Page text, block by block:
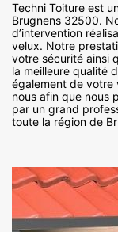
Techni Toiture est
Brugnens 32500.
d’intervention
velux. Notre
votre sécurité ainsi
la meilleure qualité
également de votre
nous afin que nous
par un grand
toute la région de